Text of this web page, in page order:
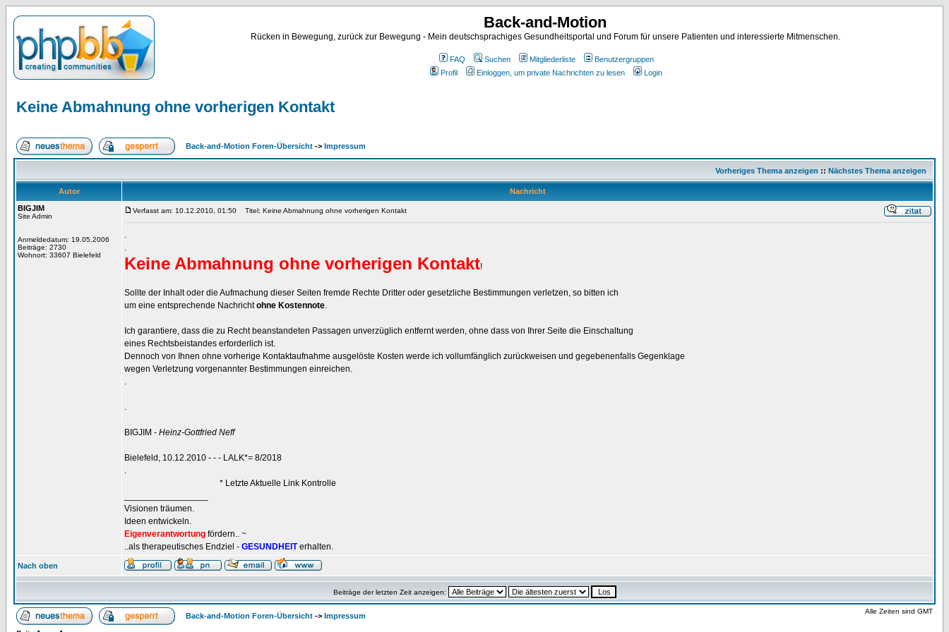
Back-and-Motion
Rücken in Bewegung, zurück zur Bewegung - Mein deutschsprachiges Gesundheitsportal und Forum für unsere Patienten und interessierte Mitmenschen.
FAQ Suchen Mitgliederliste
Benutzergruppen
Profil
Einloggen, um private Nachrichten zu lesen Login
Keine Abmahnung ohne vorherigen Kontakt
Back-and-Motion Foren-Übersicht -> Impressum
Vorheriges Thema anzeigen :: Nächstes Thema anzeigen
Autor
Nachricht
BIGJIM
Site Admin
Anmeldedatum: 19.05.2006
Beiträge: 2730
Wohnort: 33607 Bielefeld
Verfasst am: 10.12.2010, 01:50 Titel: Keine Abmahnung ohne vorherigen Kontakt
.
.
Keine Abmahnung ohne vorherigen Kontakt!
Sollte der Inhalt oder die Aufmachung dieser Seiten fremde Rechte Dritter oder gesetzliche Bestimmungen verletzen, so bitten ich
um eine entsprechende Nachrichtohne Kostennote.
Ich garantiere, dass die zu Recht beanstandeten Passagen unverzüglich entfernt werden, ohne dass von Ihrer Seite die Einschaltung
eines Rechtsbeistandes erforderlich ist.
Dennoch von Ihnen ohne vorherige Kontaktaufnahme ausgelöste Kosten werde ich vollumfänglich zurückweisen und gegebenenfalls Gegenklage
wegen Verletzung vorgenannter Bestimmungen einreichen.
.
.
BIGJIM - Heinz-Gottfried Neff
Bielefeld, 10.12.2010 - - - LALK*= 8/2018
.
* Letzte Aktuelle Link Kontrolle
Visionen träumen.
Ideen entwickeln.
Eigenverantwortung fördern.. ~
..als therapeutisches Endziel - GESUNDHEITerhalten.
Nach oben
Beiträge der letzten Zeit anzeigen:
Back-and-Motion Foren-Übersicht -> Impressum
Alle Zeiten sind GMT